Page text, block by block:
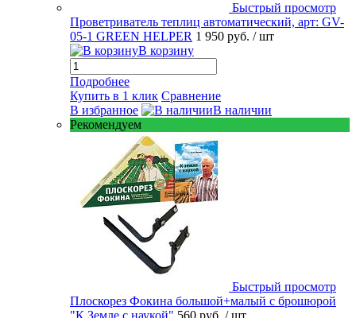
Быстрый просмотр
Проветриватель теплиц автоматический, арт: GV-
05-1 GREEN HELPER 1 950 руб. / шт
В корзину
Подробнее
Купить в 1 клик Сравнение
В избранное
В наличии
Рекомендуем
Быстрый просмотр
Плоскорез Фокина большой+малый с брошюрой